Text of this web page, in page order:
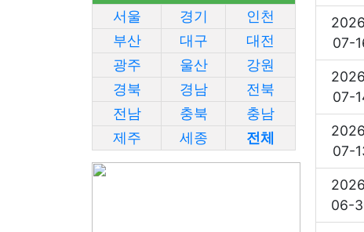
서울 경기
인천
부산
대구
대전
광주
울산
강원
경북
경남
전북
전남
충북
충남
제주
세종 전체
07-
07-
07-
06-